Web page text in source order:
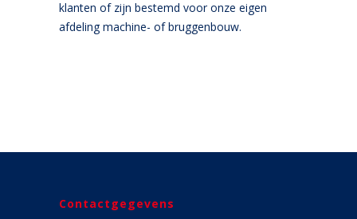
klanten of zijn bestemd voor onze eigen
afdeling machine- of bruggenbouw.
Contactgegevens